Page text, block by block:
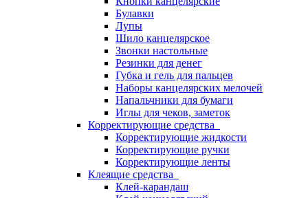
Булавки
Лупы
Шило канцелярское
Звонки настольные
Резинки для денег
Губка и гель для пальцев
Наборы канцелярских мелочей
Напальчники для бумаги
Иглы для чеков, заметок
Корректирующие средства
Корректирующие жидкости
Корректирующие ручки
Корректирующие ленты
Клеящие средства
Клей-карандаш